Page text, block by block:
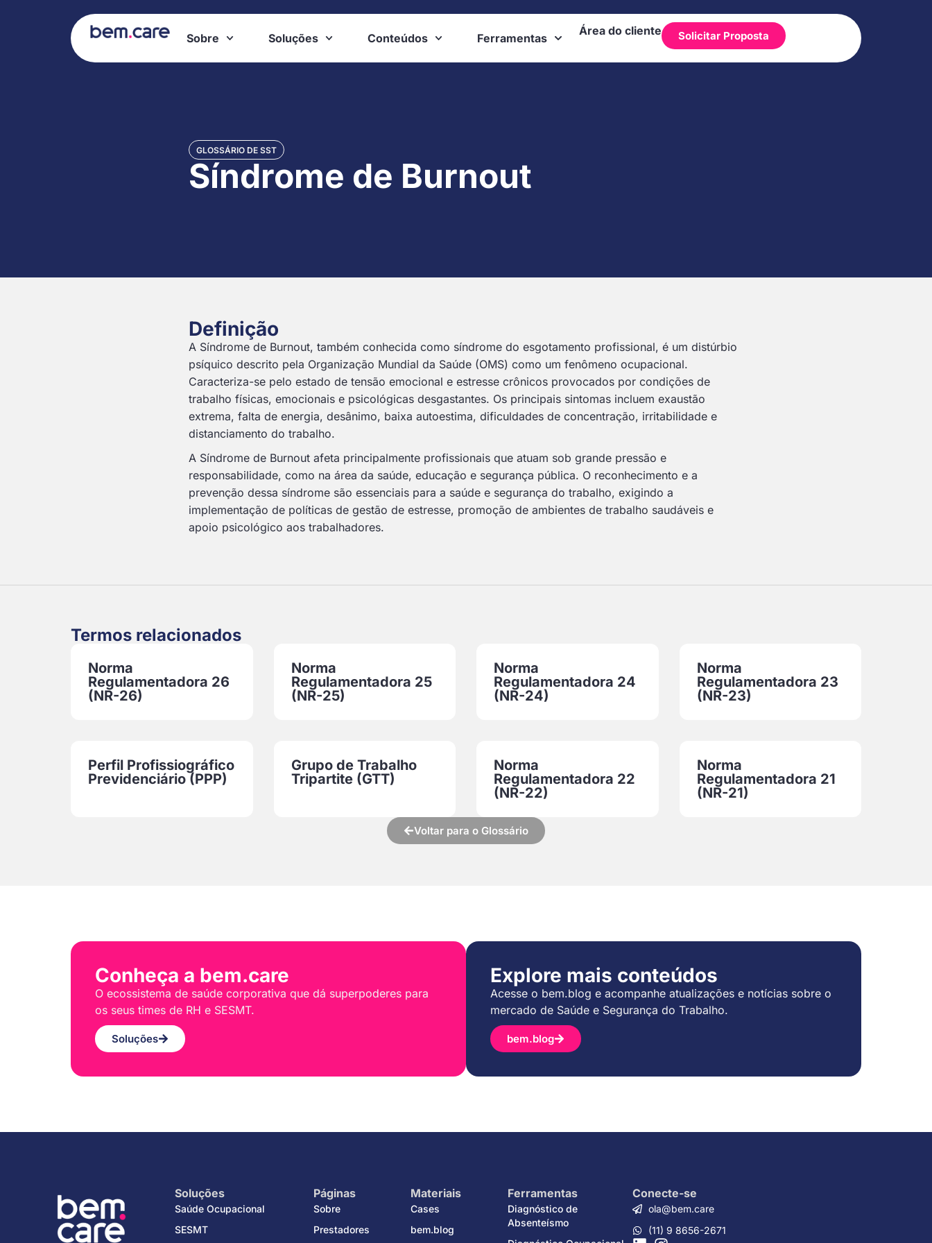
Sobre Soluções Conteúdos Ferramentas
Área do cliente Solicitar Proposta
GLOSSÁRIO DE SST
Síndrome de Burnout
Definição
A Síndrome de Burnout, também conhecida como síndrome do esgotamento profissional, é um distúrbio
psíquico descrito pela Organização Mundial da Saúde (OMS) como um fenômeno ocupacional.
Caracteriza-se pelo estado de tensão emocional e estresse crônicos provocados por condições de
trabalho físicas, emocionais e psicológicas desgastantes. Os principais sintomas incluem exaustão
extrema, falta de energia, desânimo, baixa autoestima, dificuldades de concentração, irritabilidade e
distanciamento do trabalho.
A Síndrome de Burnout afeta principalmente profissionais que atuam sob grande pressão e
responsabilidade, como na área da saúde, educação e segurança pública. O reconhecimento e a
prevenção dessa síndrome são essenciais para a saúde e segurança do trabalho, exigindo a
implementação de políticas de gestão de estresse, promoção de ambientes de trabalho saudáveis e
apoio psicológico aos trabalhadores.
Termos relacionados
Norma
Regulamentadora 26
(NR-26)
Norma
Regulamentadora 25
(NR-25)
Norma
Regulamentadora 24
(NR-24)
Norma
Regulamentadora 23
(NR-23)
Perfil Profissiográfico
Previdenciário (PPP)
Grupo de Trabalho
Tripartite (GTT)
Norma
Regulamentadora 22
(NR-22)
Norma
Regulamentadora 21
(NR-21)
Voltar para o Glossário
Conheça a bem.care
O ecossistema de saúde corporativa que dá superpoderes para
os seus times de RH e SESMT.
Soluções
Explore mais conteúdos
Acesse o bem.blog e acompanhe atualizações e notícias sobre o
mercado de Saúde e Segurança do Trabalho.
bem.blog
Soluções
Saúde Ocupacional
SESMT
Páginas
Sobre
Prestadores
Materiais
Cases
bem.blog
Ferramentas
Diagnóstico de
Absenteísmo
Conecte-se
ola@bem.care
(11) 9 8656-2671